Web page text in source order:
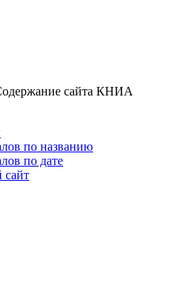
сайта КНИА
по названию
по дате
сайт